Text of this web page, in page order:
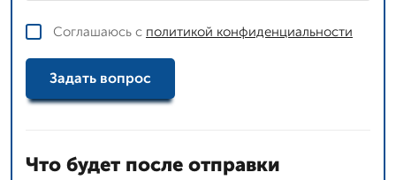
Соглашаюсь с политикой конфиденциальности
Задать вопрос
Что будет после отправки